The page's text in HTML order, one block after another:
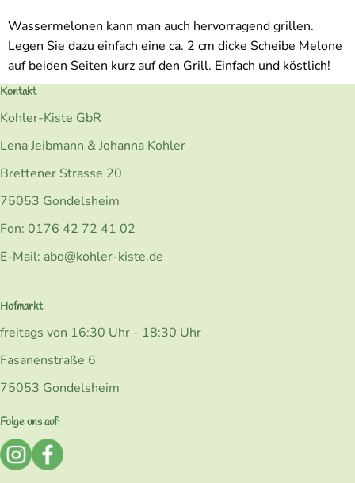
Wassermelonen kann man auch hervorragend grillen.
Legen Sie dazu einfach eine ca. 2 cm dicke Scheibe Melone
auf beiden Seiten kurz auf den Grill. Einfach und köstlich!
Kontakt
Kohler-Kiste GbR
Lena Jeibmann & Johanna Kohler
Brettener Strasse 20
75053 Gondelsheim
Fon: 0176 42 72 41 02
E-Mail: abo@kohler-kiste.de
Hofmarkt
freitags von 16:30 Uhr - 18:30 Uhr
Fasanenstraße 6
75053 Gondelsheim
Folge uns auf:
Externer Link zu https://www.instagram.com/
Externer Link zu https://www.facebook.com/